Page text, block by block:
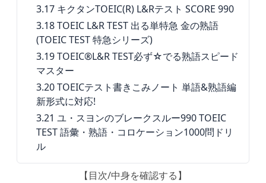
3.17 キクタンTOEIC(R) L&Rテスト SCORE 990
3.18TOEIC L&R TEST 出る単特急 金の熟語
(TOEIC TEST 特急シリーズ)
3.19TOEIC®L&R TEST必ず☆でる熟語スピード
マスター
3.20TOEICテスト書きこみノート 単語&熟語編
新形式に対応!
3.21 ユ・スヨンのブレークスルー990 TOEIC
TEST 語彙・熟語・コロケーション1000問ドリ
ル
【目次/中身を確認する】